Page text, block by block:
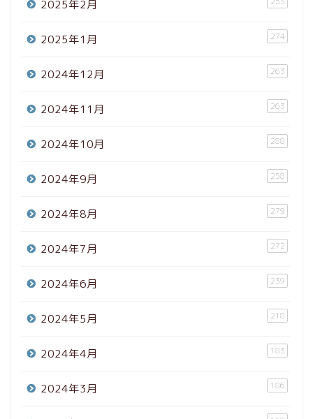
2025年2月
2025年1月 274
2024年12月 263
2024年11月 263
2024年10月 288
2024年9月 258
2024年8月 279
2024年7月 272
2024年6月 239
2024年5月 218
2024年4月 183
2024年3月 186